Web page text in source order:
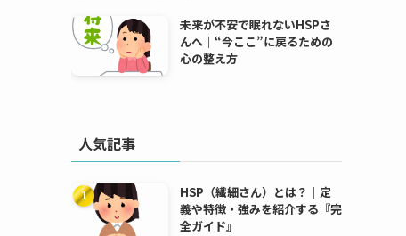
未来が不安で眠れないHSPさ
んへ｜“今ここ”に戻るための
心の整え方
人気記事
HSP（繊細さん）とは？｜定
義や特徴・強みを紹介する『完
全ガイド』